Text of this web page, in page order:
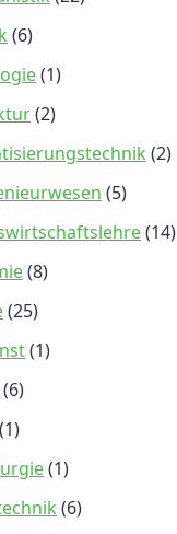
(6)
(1)
(2)
(2)
(5)
(14)
(8)
(25)
(1)
(6)
(1)
(1)
(6)